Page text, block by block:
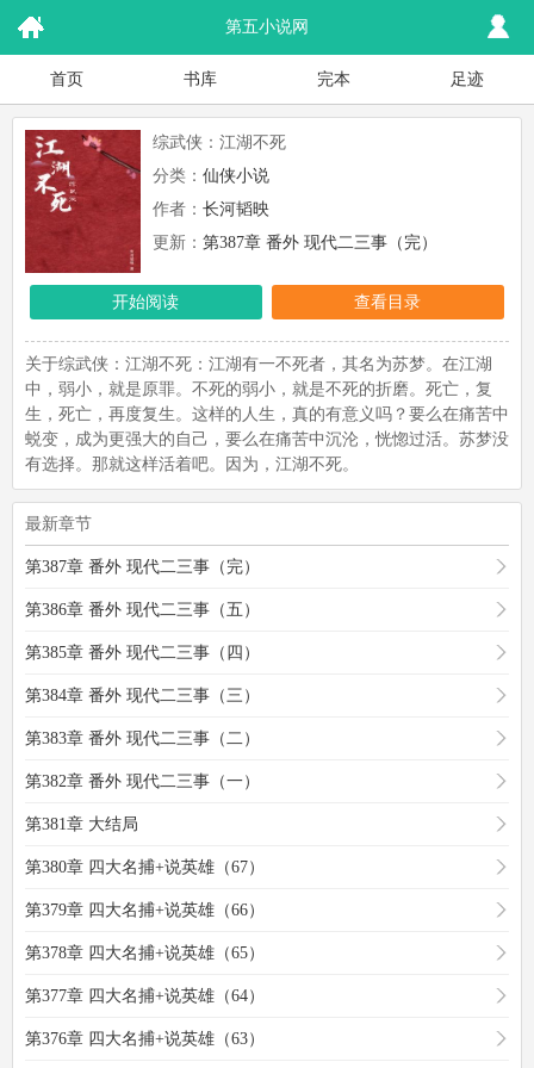
第五小说网
首页 书库 完本 足迹
综武侠：江湖不死
分类： 仙侠小说
作者： 长河韬映
更新： 第387章 番外 现代二三事（完）
开始阅读 查看目录
关于综武侠：江湖不死：江湖有一不死者，其名为苏梦。在江湖
中，弱小，就是原罪。不死的弱小，就是不死的折磨。死亡，复
生，死亡，再度复生。这样的人生，真的有意义吗？要么在痛苦中
蜕变，成为更强大的自己，要么在痛苦中沉沦，恍惚过活。苏梦没
有选择。那就这样活着吧。因为，江湖不死。
最新章节
第387章 番外 现代二三事（完）
第386章 番外 现代二三事（五）
第385章 番外 现代二三事（四）
第384章 番外 现代二三事（三）
第383章 番外 现代二三事（二）
第382章 番外 现代二三事（一）
第381章 大结局
第380章 四大名捕+说英雄（67）
第379章 四大名捕+说英雄（66）
第378章 四大名捕+说英雄（65）
第377章 四大名捕+说英雄（64）
第376章 四大名捕+说英雄（63）